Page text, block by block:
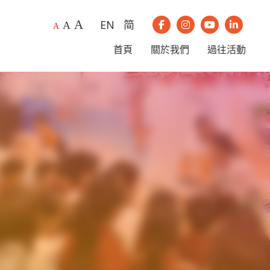
A A A EN 简 我們的Facebook
我們的Instagram
我們的我們的
首頁 關於我們 過往活動